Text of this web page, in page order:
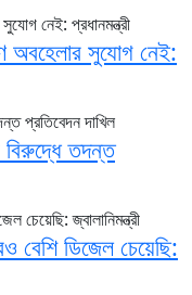
অবহেলার সুযোগ নেই:
বিরুদ্ধে তদন্ত
বেশি ডিজেল চেয়েছি: